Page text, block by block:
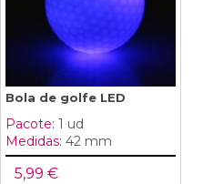
Bola de golfe LED
Pacote: 1 ud
Medidas: 42 mm
5,99 €